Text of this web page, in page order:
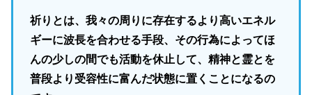
祈りとは、我々の周りに存在するより高いエネル
ギーに波長を合わせる手段、その行為によってほ
んの少しの間でも活動を休止して、精神と霊とを
普段より受容性に富んだ状態に置くことになるの